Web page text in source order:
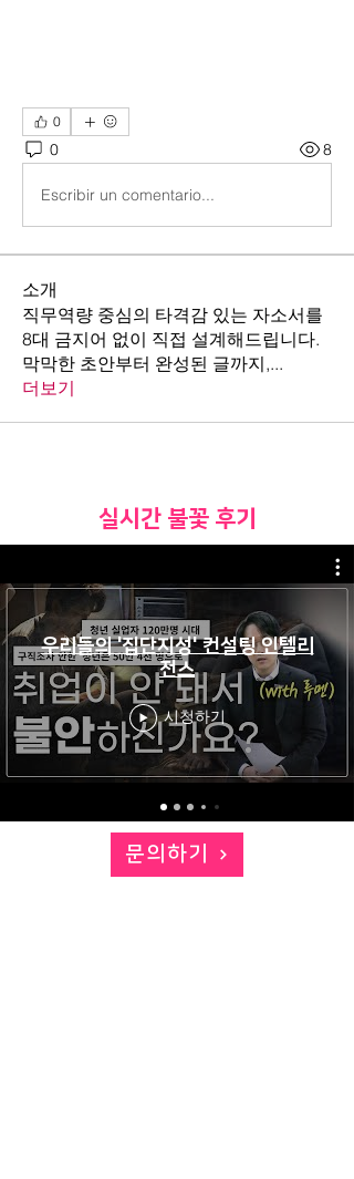
0
0 8
Escribir un comentario...
소개
직무역량 중심의 타격감 있는 자소서를
8대 금지어 없이 직접 설계해드립니다.
막막한 초안부터 완성된 글까지,...
더보기
​실시간 불꽃 후기
우리들의 '집단지성' 컨설팅 인텔리
전스
시청하기
문의하기